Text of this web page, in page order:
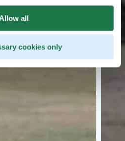
Allow all
cookies only